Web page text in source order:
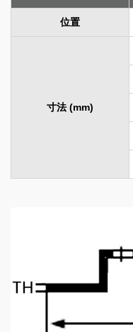
位置
寸法 (mm)